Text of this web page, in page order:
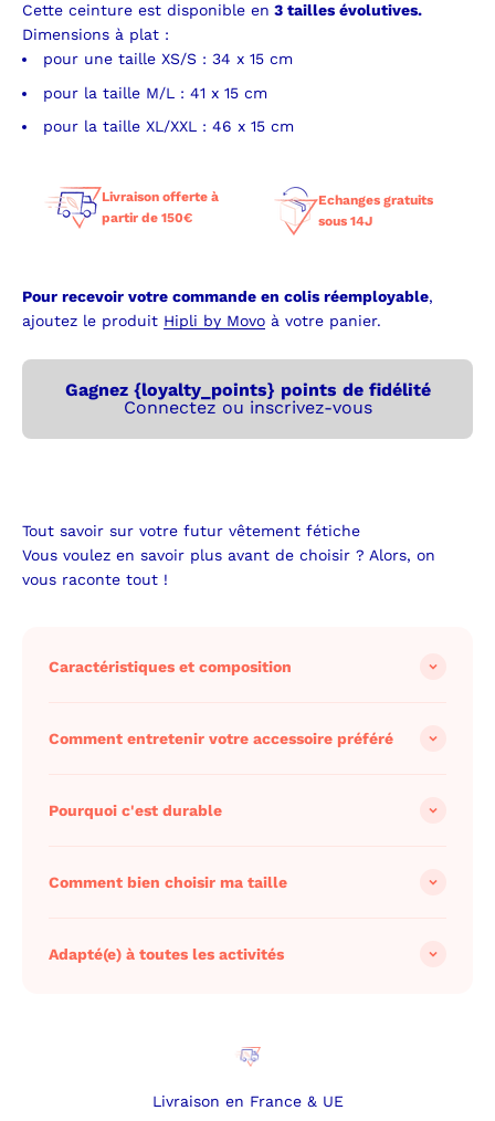
Cette ceinture est disponible en 3 tailles évolutives.
Dimensions à plat :
pour une taille XS/S : 34 x 15 cm
pour la taille M/L : 41 x 15 cm
pour la taille XL/XXL : 46 x 15 cm
Livraison offerte à
partir de 150€
Echanges gratuits
sous 14J
Pour recevoir votre commande en colis réemployable,
ajoutez le produit Hipli by Movo à votre panier.
Gagnez {loyalty_points} points de fidélité
Connectez ou inscrivez-vous
Tout savoir sur votre futur vêtement fétiche
Vous voulez en savoir plus avant de choisir ? Alors, on
vous raconte tout !
Caractéristiques et composition
Comment entretenir votre accessoire préféré
Pourquoi c'est durable
Comment bien choisir ma taille
Adapté(e) à toutes les activités
Livraison en France & UE